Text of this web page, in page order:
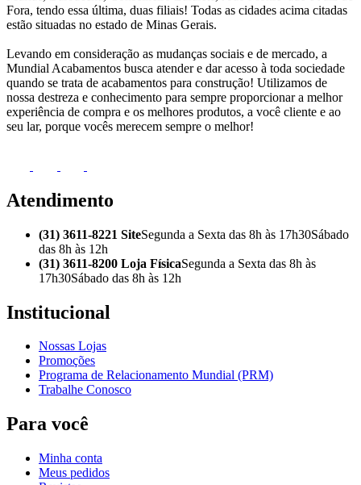
Fora, tendo essa última, duas filiais! Todas as cidades acima citadas
estão situadas no estado de Minas Gerais.
Levando em consideração as mudanças sociais e de mercado, a
Mundial Acabamentos busca atender e dar acesso à toda sociedade
quando se trata de acabamentos para construção! Utilizamos de
nossa destreza e conhecimento para sempre proporcionar a melhor
experiência de compra e os melhores produtos, a você cliente e ao
seu lar, porque vocês merecem sempre o melhor!
Atendimento
(31) 3611-8221 SiteSegunda a Sexta das 8h às 17h30Sábado
das 8h às 12h
(31) 3611-8200 Loja FísicaSegunda a Sexta das 8h às
17h30Sábado das 8h às 12h
Institucional
Nossas Lojas
Promoções
Programa de Relacionamento Mundial (PRM)
Trabalhe Conosco
Para você
Minha conta
Meus pedidos